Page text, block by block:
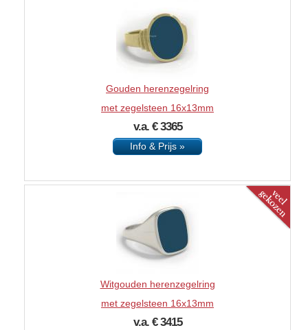
Gouden herenzegelring
met zegelsteen 16x13mm
v.a. € 3365
Info & Prijs »
Witgouden herenzegelring
met zegelsteen 16x13mm
v.a. € 3415